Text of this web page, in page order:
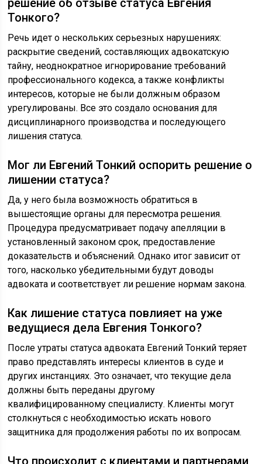
решение об отзыве статуса Евгения
Тонкого?
Речь идет о нескольких серьезных нарушениях:
раскрытие сведений, составляющих адвокатскую
тайну, неоднократное игнорирование требований
профессионального кодекса, а также конфликты
интересов, которые не были должным образом
урегулированы. Все это создало основания для
дисциплинарного производства и последующего
лишения статуса.
Мог ли Евгений Тонкий оспорить решение о
лишении статуса?
Да, у него была возможность обратиться в
вышестоящие органы для пересмотра решения.
Процедура предусматривает подачу апелляции в
установленный законом срок, предоставление
доказательств и объяснений. Однако итог зависит от
того, насколько убедительными будут доводы
адвоката и соответствует ли решение нормам закона.
Как лишение статуса повлияет на уже
ведущиеся дела Евгения Тонкого?
После утраты статуса адвоката Евгений Тонкий теряет
право представлять интересы клиентов в суде и
других инстанциях. Это означает, что текущие дела
должны быть переданы другому
квалифицированному специалисту. Клиенты могут
столкнуться с необходимостью искать нового
защитника для продолжения работы по их вопросам.
Что происходит с клиентами и партнерами